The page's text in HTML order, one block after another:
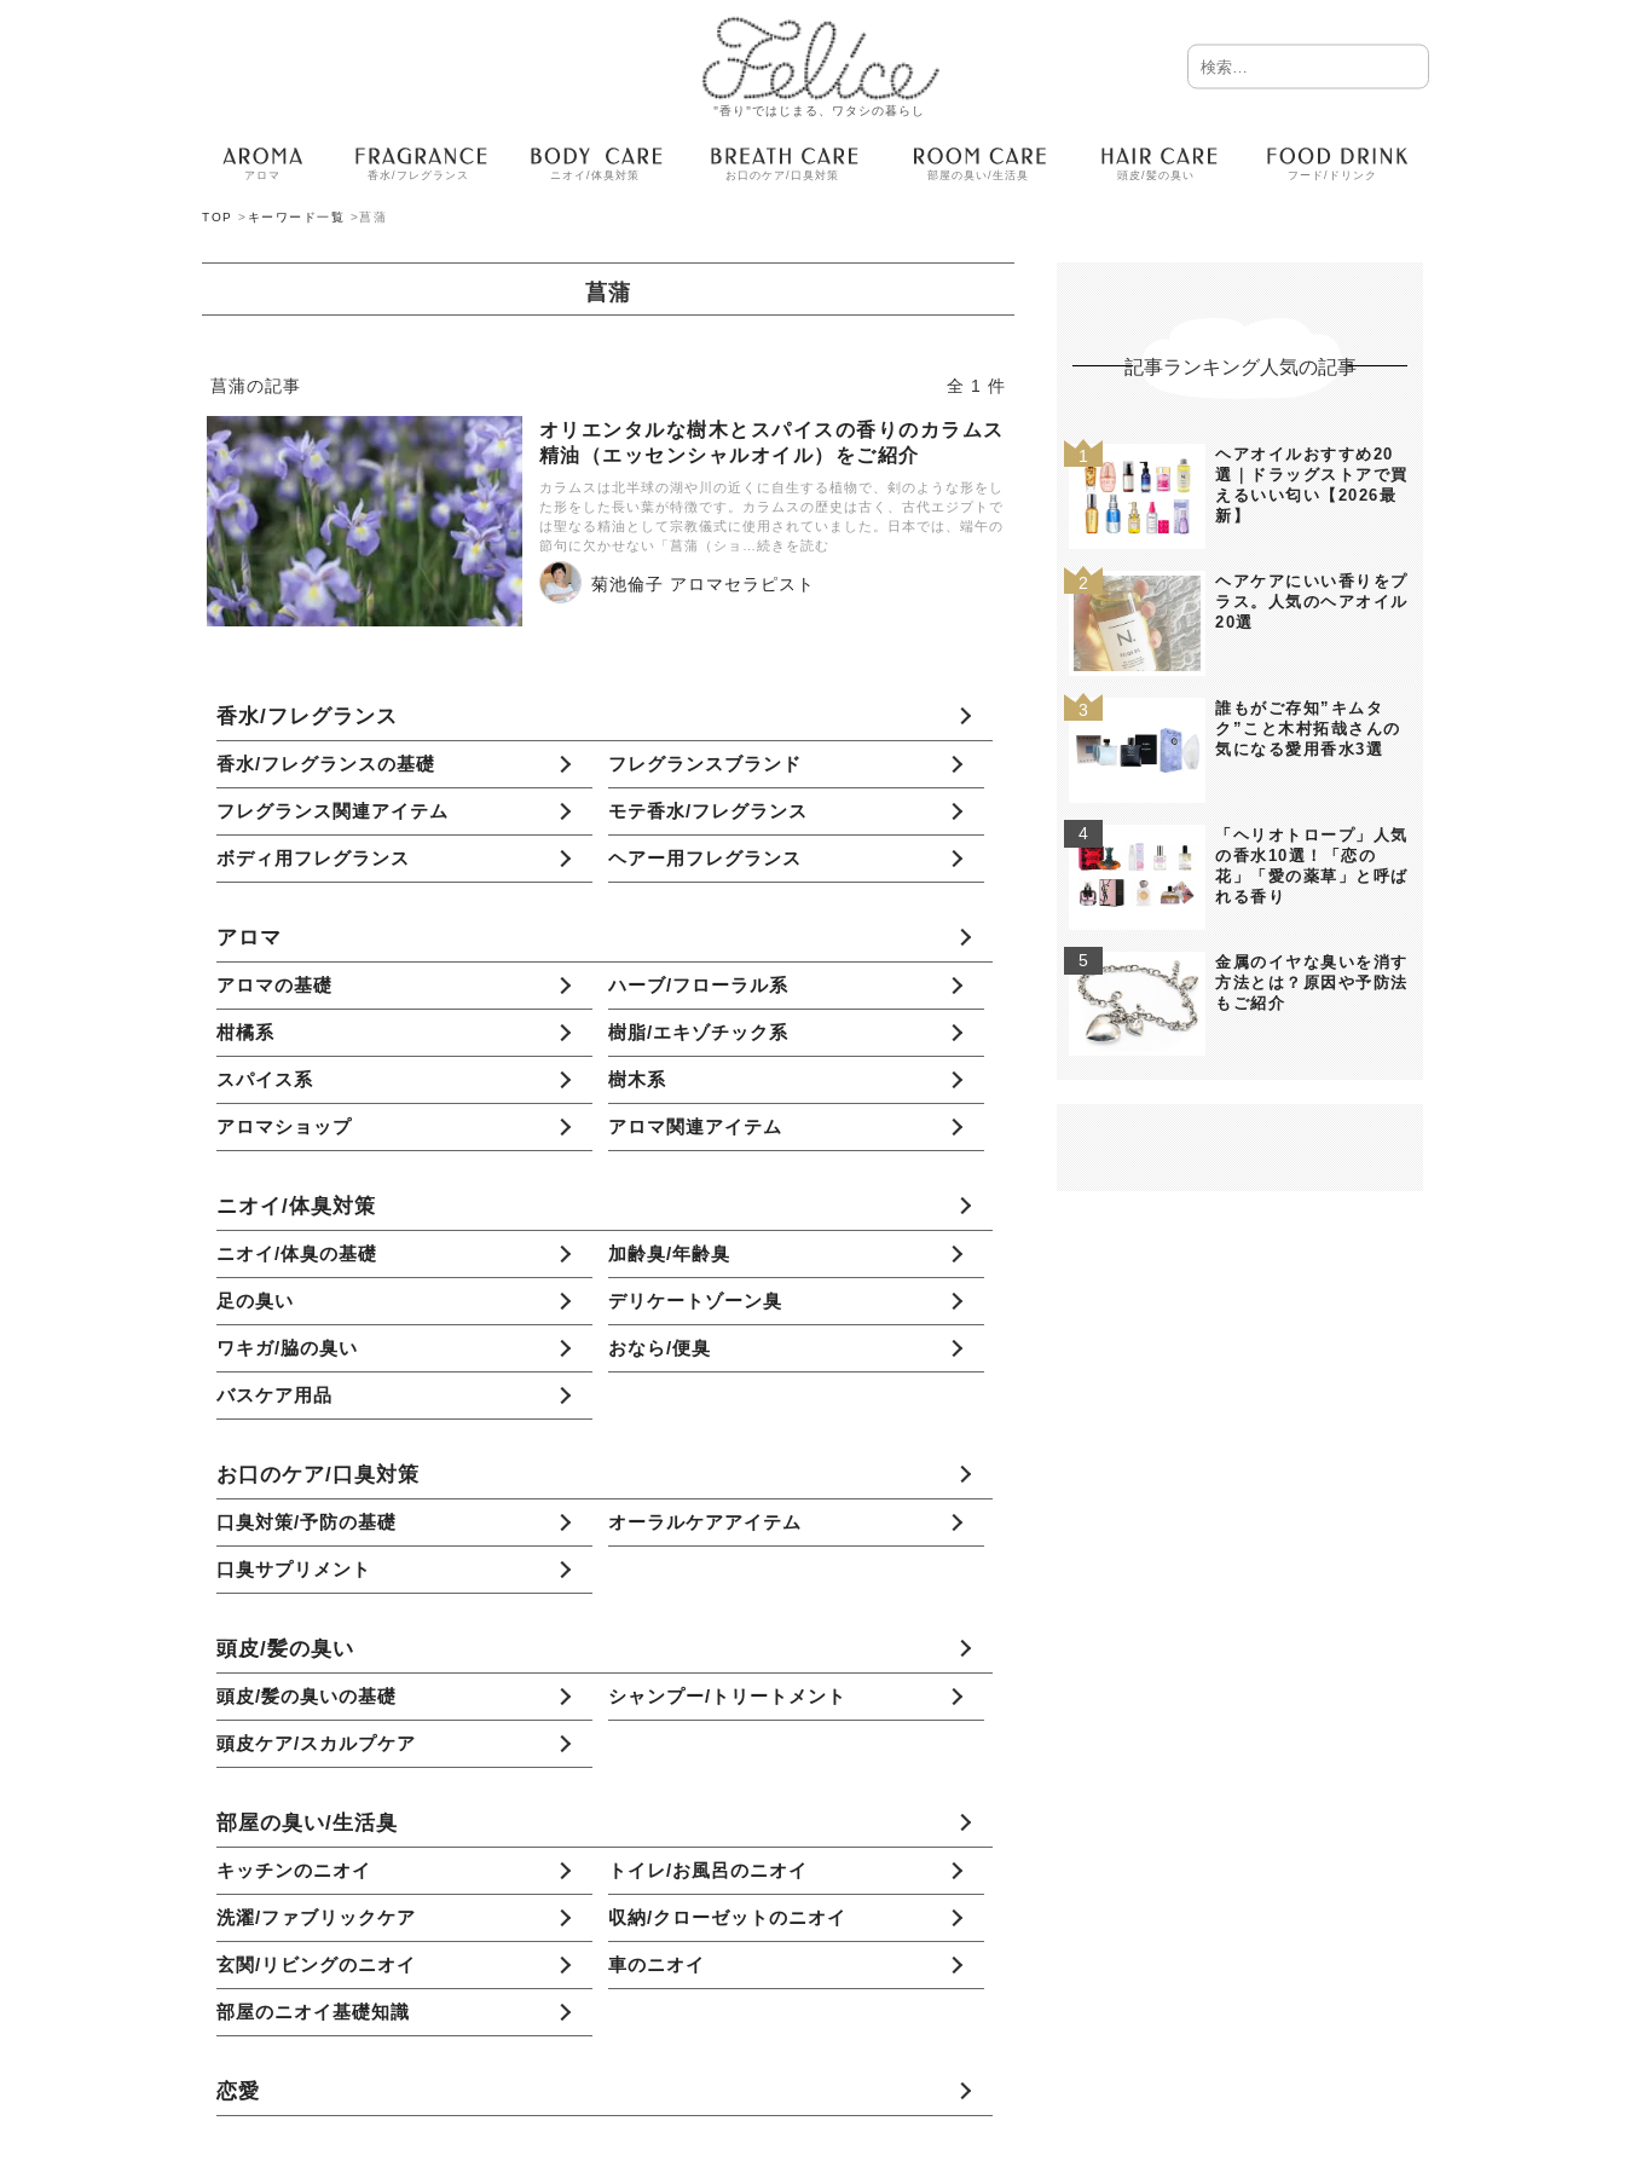
"香り"ではじまる、ワタシの暮らし
アロマ 香水/フレグランス ニオイ/体臭対策 お口のケア/口臭対策 部屋の臭い/生活臭 頭皮/髪の臭い フード/ドリンク
TOP > キーワード一覧 >菖蒲
菖蒲
菖蒲の記事 全 1 件
オリエンタルな樹木とスパイスの香りのカラムス
精油（エッセンシャルオイル）をご紹介
カラムスは北半球の湖や川の近くに自生する植物で、剣のような形をし
た形をした長い葉が特徴です。カラムスの歴史は古く、古代エジプトで
は聖なる精油として宗教儀式に使用されていました。日本では、端午の
節句に欠かせない「菖蒲（ショ…続きを読む
菊池倫子 アロマセラピスト
香水/フレグランス
香水/フレグランスの基礎 フレグランスブランド
フレグランス関連アイテム モテ香水/フレグランス
ボディ用フレグランス ヘアー用フレグランス
アロマ
アロマの基礎 ハーブ/フローラル系
柑橘系 樹脂/エキゾチック系
スパイス系 樹木系
アロマショップ アロマ関連アイテム
ニオイ/体臭対策
ニオイ/体臭の基礎 加齢臭/年齢臭
足の臭い デリケートゾーン臭
ワキガ/脇の臭い おなら/便臭
バスケア用品
お口のケア/口臭対策
口臭対策/予防の基礎 オーラルケアアイテム
口臭サプリメント
頭皮/髪の臭い
頭皮/髪の臭いの基礎 シャンプー/トリートメント
頭皮ケア/スカルプケア
部屋の臭い/生活臭
キッチンのニオイ トイレ/お風呂のニオイ
洗濯/ファブリックケア 収納/クローゼットのニオイ
玄関/リビングのニオイ 車のニオイ
部屋のニオイ基礎知識
恋愛
記事ランキング人気の記事
ヘアオイルおすすめ20
選｜ドラッグストアで買
えるいい匂い【2026最
新】
ヘアケアにいい香りをプ
ラス。人気のヘアオイル
20選
誰もがご存知”キムタ
ク”こと木村拓哉さんの
気になる愛用香水3選
「ヘリオトロープ」人気
の香水10選！「恋の
花」「愛の薬草」と呼ば
れる香り
金属のイヤな臭いを消す
方法とは？原因や予防法
もご紹介